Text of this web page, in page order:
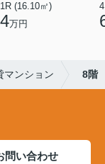
1R (16.10㎡)
4万円
マンション 8階
問い合わせ